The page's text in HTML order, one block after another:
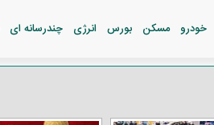
خودرو مسکن بورس انرژی چندرسانه ای